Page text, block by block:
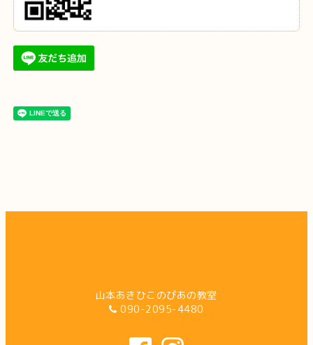
山本あきひこのぴあの教室
090-2095-4480